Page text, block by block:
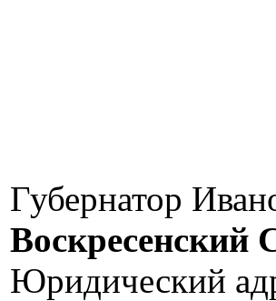
Губернатор
Воскресенский
Юридический